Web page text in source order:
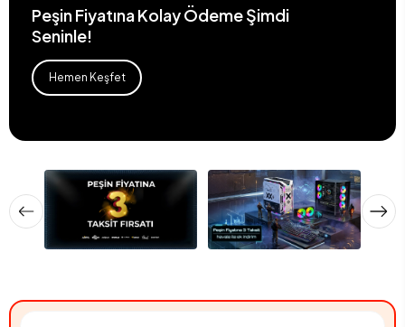
Peşin Fiyatına Kolay Ödeme Şimdi
Seninle!
Hemen Keşfet